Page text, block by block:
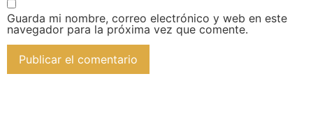
Guarda mi nombre, correo electrónico y web en este
navegador para la próxima vez que comente.